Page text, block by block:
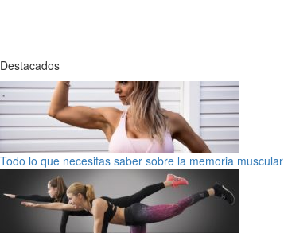
Destacados
Todo lo que necesitas saber sobre la memoria muscular